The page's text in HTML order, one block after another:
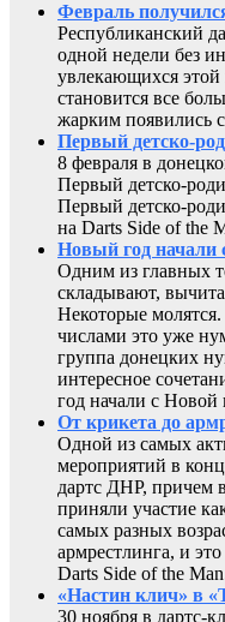
Февраль
Республиканский
одной недели без
увлекающихся
становится все
жарким появились
Первый детско-
8 февраля в
Первый детско-
Первый детско-
на Darts Side of the
Новый год начали
Одним из главных
складывают,
Некоторые
числами это уже
группа донецких
интересное
год начали с
От крикета до
Одной из самых
мероприятий в
дартс ДНР, причем
приняли участие
самых разных
армрестлинга, и
Darts Side of the
«Настин клич» в
30 ноября в дартс-